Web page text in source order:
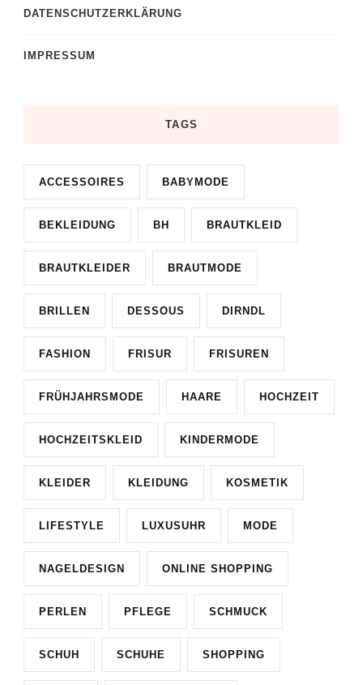
DATENSCHUTZERKLÄRUNG
IMPRESSUM
TAGS
ACCESSOIRES BABYMODE
BEKLEIDUNG BH BRAUTKLEID
BRAUTKLEIDER BRAUTMODE
BRILLEN DESSOUS DIRNDL
FASHION FRISUR FRISUREN
FRÜHJAHRSMODE HAARE HOCHZEIT
HOCHZEITSKLEID KINDERMODE
KLEIDER KLEIDUNG KOSMETIK
LIFESTYLE LUXUSUHR MODE
NAGELDESIGN ONLINE SHOPPING
PERLEN PFLEGE SCHMUCK
SCHUH SCHUHE SHOPPING